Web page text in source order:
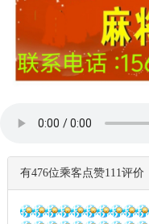
有476位乘客点赞111评价